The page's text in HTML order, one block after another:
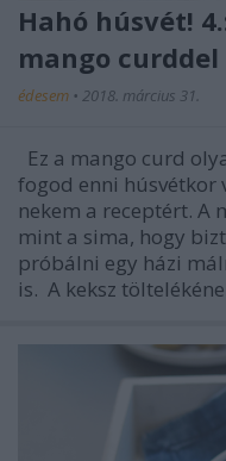
Hahó húsvét!
mango curddel
édesem • 2018. március 31.
Ez a mango curd
fogod enni húsvétkor
nekem a receptért. A
mint a sima, hogy
próbálni egy házi
is. A keksz